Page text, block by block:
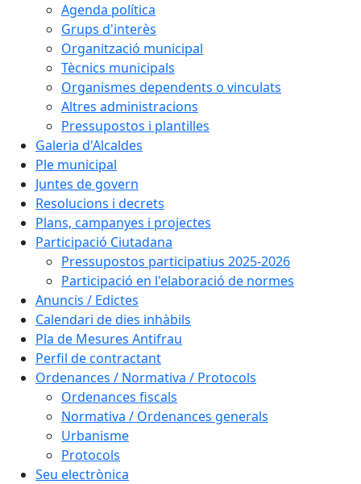
Agenda política
Grups d'interès
Organització municipal
Tècnics municipals
Organismes dependents o vinculats
Altres administracions
Pressupostos i plantilles
Galeria d'Alcaldes
Ple municipal
Juntes de govern
Resolucions i decrets
Plans, campanyes i projectes
Participació Ciutadana
Pressupostos participatius 2025-2026
Participació en l'elaboració de normes
Anuncis / Edictes
Calendari de dies inhàbils
Pla de Mesures Antifrau
Perfil de contractant
Ordenances / Normativa / Protocols
Ordenances fiscals
Normativa / Ordenances generals
Urbanisme
Protocols
Seu electrònica